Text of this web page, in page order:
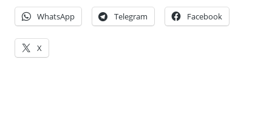
WhatsApp Telegram Facebook
X